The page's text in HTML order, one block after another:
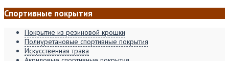
Спортивные покрытия
Покрытие из резиновой крошки
Полиуретановые спортивные покрытия
Искусственная трава